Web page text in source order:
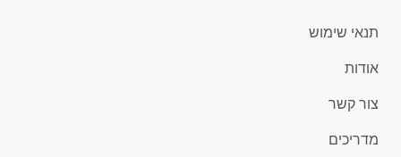
תנאי שימוש
אודות
צור קשר
מדריכים